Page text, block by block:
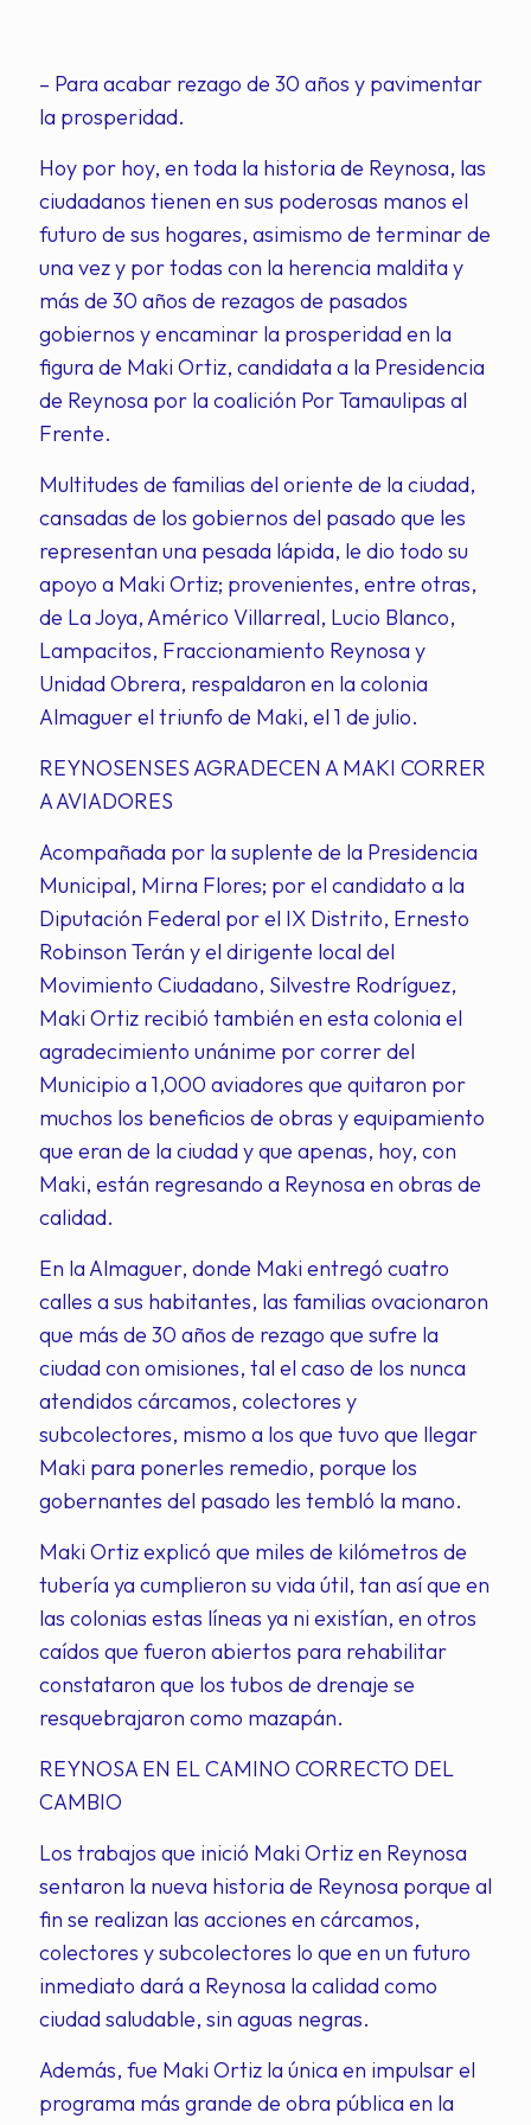
– Para acabar rezago de 30 años y pavimentar
la prosperidad.
Hoy por hoy, en toda la historia de Reynosa, las
ciudadanos tienen en sus poderosas manos el
futuro de sus hogares, asimismo de terminar de
una vez y por todas con la herencia maldita y
más de 30 años de rezagos de pasados
gobiernos y encaminar la prosperidad en la
figura de Maki Ortiz, candidata a la Presidencia
de Reynosa por la coalición Por Tamaulipas al
Frente.
Multitudes de familias del oriente de la ciudad,
cansadas de los gobiernos del pasado que les
representan una pesada lápida, le dio todo su
apoyo a Maki Ortiz; provenientes, entre otras,
de La Joya, Américo Villarreal, Lucio Blanco,
Lampacitos, Fraccionamiento Reynosa y
Unidad Obrera, respaldaron en la colonia
Almaguer el triunfo de Maki, el 1 de julio.
REYNOSENSES AGRADECEN A MAKI CORRER
A AVIADORES
Acompañada por la suplente de la Presidencia
Municipal, Mirna Flores; por el candidato a la
Diputación Federal por el IX Distrito, Ernesto
Robinson Terán y el dirigente local del
Movimiento Ciudadano, Silvestre Rodríguez,
Maki Ortiz recibió también en esta colonia el
agradecimiento unánime por correr del
Municipio a 1,000 aviadores que quitaron por
muchos los beneficios de obras y equipamiento
que eran de la ciudad y que apenas, hoy, con
Maki, están regresando a Reynosa en obras de
calidad.
En la Almaguer, donde Maki entregó cuatro
calles a sus habitantes, las familias ovacionaron
que más de 30 años de rezago que sufre la
ciudad con omisiones, tal el caso de los nunca
atendidos cárcamos, colectores y
subcolectores, mismo a los que tuvo que llegar
Maki para ponerles remedio, porque los
gobernantes del pasado les tembló la mano.
Maki Ortiz explicó que miles de kilómetros de
tubería ya cumplieron su vida útil, tan así que en
las colonias estas líneas ya ni existían, en otros
caídos que fueron abiertos para rehabilitar
constataron que los tubos de drenaje se
resquebrajaron como mazapán.
REYNOSA EN EL CAMINO CORRECTO DEL
CAMBIO
Los trabajos que inició Maki Ortiz en Reynosa
sentaron la nueva historia de Reynosa porque al
fin se realizan las acciones en cárcamos,
colectores y subcolectores lo que en un futuro
inmediato dará a Reynosa la calidad como
ciudad saludable, sin aguas negras.
Además, fue Maki Ortiz la única en impulsar el
programa más grande de obra pública en la